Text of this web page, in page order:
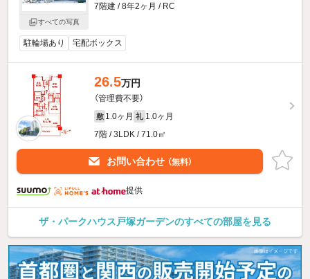
すべての写真
7階建 / 8年2ヶ月 / RC
駐輪場あり 宅配ボックス
26.5万円
（管理費不要）
敷 1.0ヶ月 礼 1.0ヶ月
7階 / 3LDK / 71.0㎡
お問い合わせ （無料）
提供
ザ・パークハウス戸塚ガーデンのすべての部屋を見る